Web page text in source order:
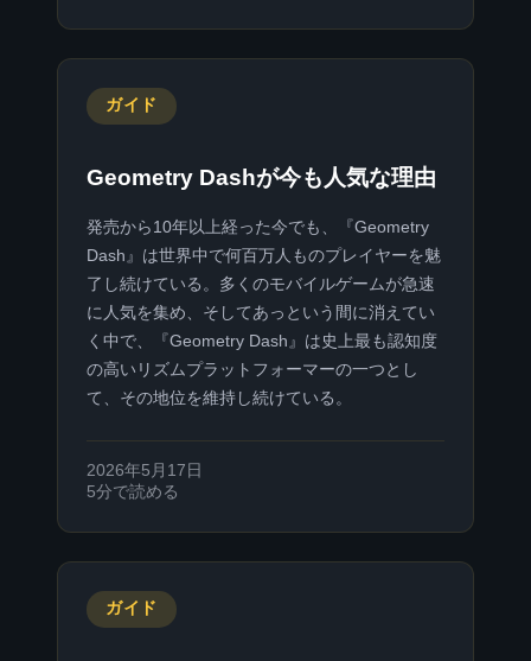
ガイド
Geometry Dashが今も人気な理由
発売から10年以上経った今でも、『Geometry
Dash』は世界中で何百万人ものプレイヤーを魅
了し続けている。多くのモバイルゲームが急速
に人気を集め、そしてあっという間に消えてい
く中で、『Geometry Dash』は史上最も認知度
の高いリズムプラットフォーマーの一つとし
て、その地位を維持し続けている。
2026年5月17日
5分で読める
ガイド